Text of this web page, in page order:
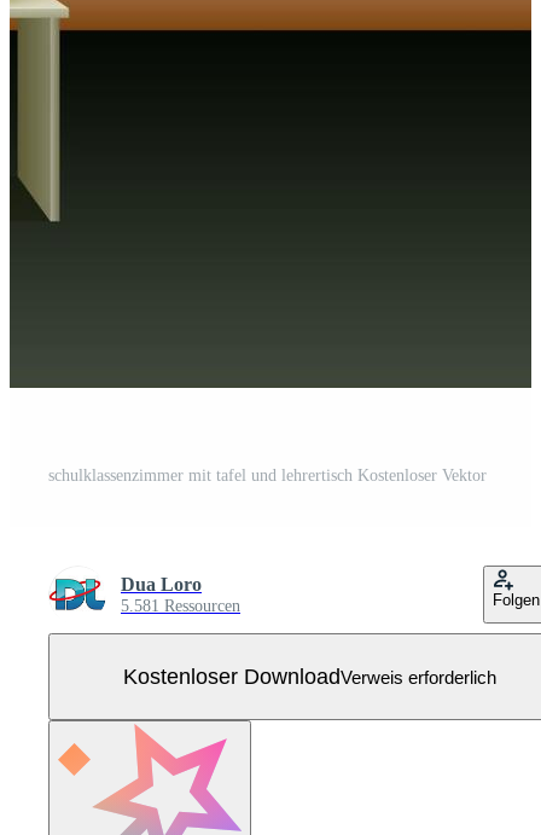
schulklassenzimmer mit tafel und lehrertisch Kostenloser Vektor
Dua Loro
5.581 Ressourcen Folgen
Kostenloser DownloadVerweis erforderlich